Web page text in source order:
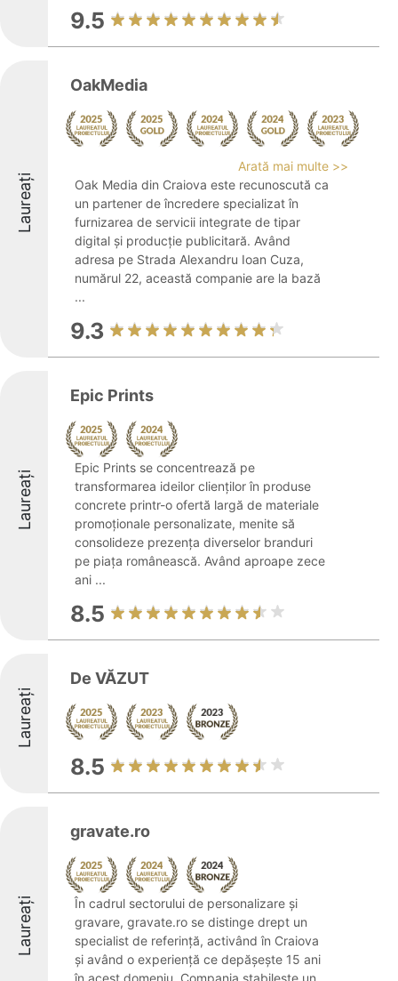
9.5
Laureați
OakMedia
Arată mai multe >>
Oak Media din Craiova este recunoscută ca
un partener de încredere specializat în
furnizarea de servicii integrate de tipar
digital și producție publicitară. Având
adresa pe Strada Alexandru Ioan Cuza,
numărul 22, această companie are la bază
...
9.3
Laureați
Epic Prints
Epic Prints se concentrează pe
transformarea ideilor clienților în produse
concrete printr-o ofertă largă de materiale
promoționale personalizate, menite să
consolideze prezența diverselor branduri
pe piața românească. Având aproape zece
ani ...
8.5
Laureați
De VĂZUT
8.5
Laureați
gravate.ro
În cadrul sectorului de personalizare și
gravare, gravate.ro se distinge drept un
specialist de referință, activând în Craiova
și având o experiență ce depășește 15 ani
în acest domeniu. Compania stabilește un